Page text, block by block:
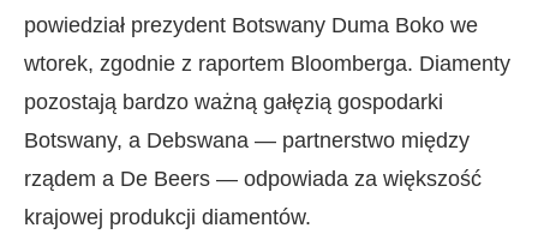
powiedział prezydent Botswany Duma Boko we
wtorek, zgodnie z raportem Bloomberga. Diamenty
pozostają bardzo ważną gałęzią gospodarki
Botswany, a Debswana — partnerstwo między
rządem a De Beers — odpowiada za większość
krajowej produkcji diamentów.